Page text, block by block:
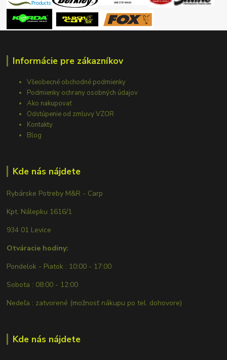
Informácie pre zákazníkov
Všeobecné obchodné podmienky
Podmienky ochrany osobných údajov
Ako nakupovať
Odstúpenie od zmluvy VZOR
Kontakty
Blog
Kde nás nájdete
Rybárske Potreby M&R - Carp
Kpt. Nálepku 1616/1
934 01 Levice
Otváracie hodiny:
Pondelok - Piatok : 10:00 - 17:00
Sobota : 08:00 - 12:00
Nedeľa : zatvorené (možnosť nákupu po tel. dohovore)
Kde nás nájdete